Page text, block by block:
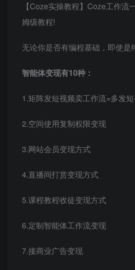
【Coze实操教程】Coze工作
姆级教程!
无论你是否有编程基础，即使是
智能体变现有10种：
1.矩阵发短视频卖工作流=多发
2.空间使用复制权限变现
3.网站会员变现方式
4.直播间打赏变现方式
5.课程教程收徒变现方式
6.定制智能体工作流变现
7.接商业广告变现